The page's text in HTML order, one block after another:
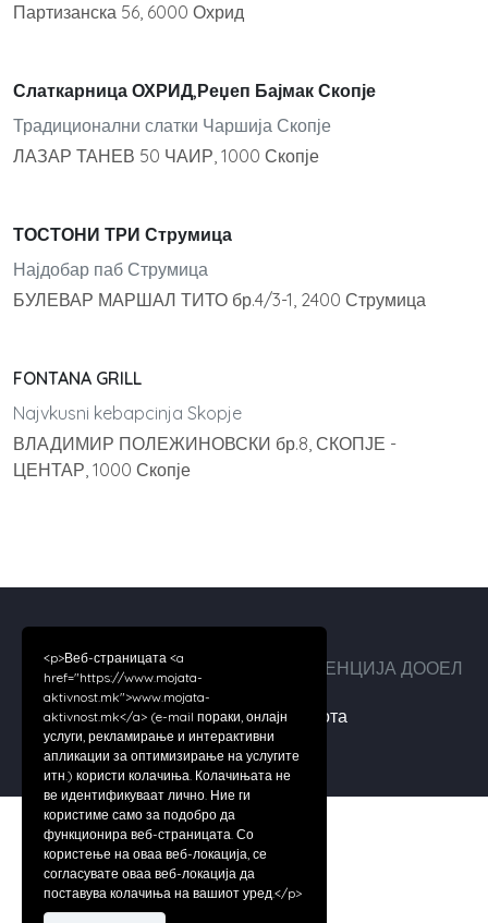
Партизанска 56, 6000 Охрид
Слаткарница ОХРИД,Реџеп Бајмак Скопје
Традиционални слатки Чаршија Скопје
ЛАЗАР ТАНЕВ 50 ЧАИР, 1000 Скопје
ТОСТОНИ ТРИ Струмица
Најдобар паб Струмица
БУЛЕВАР МАРШАЛ ТИТО бр.4/3-1, 2400 Струмица
FONTANA GRILL
Najvkusni kebapcinja Skopje
ВЛАДИМИР ПОЛЕЖИНОВСКИ бр.8, СКОПЈЕ -
ЦЕНТАР, 1000 Скопје
Авторски права ©2026 ДИГИТАЛ АГЕНЦИЈА ДООЕЛ
За нас |Услови за работа
<p>Веб-страницата <a
href="https://www.mojata-
aktivnost.mk">www.mojata-
aktivnost.mk</a> (e-mail пораки, онлајн
услуги, рекламирање и интерактивни
апликации за оптимизирање на услугите
итн.) користи колачиња. Колачињата не
ве идентификуваат лично. Ние ги
користиме само за подобро да
функционира веб-страницата. Со
користење на оваа веб-локација, се
согласувате оваа веб-локација да
поставува колачиња на вашиот уред.</p>